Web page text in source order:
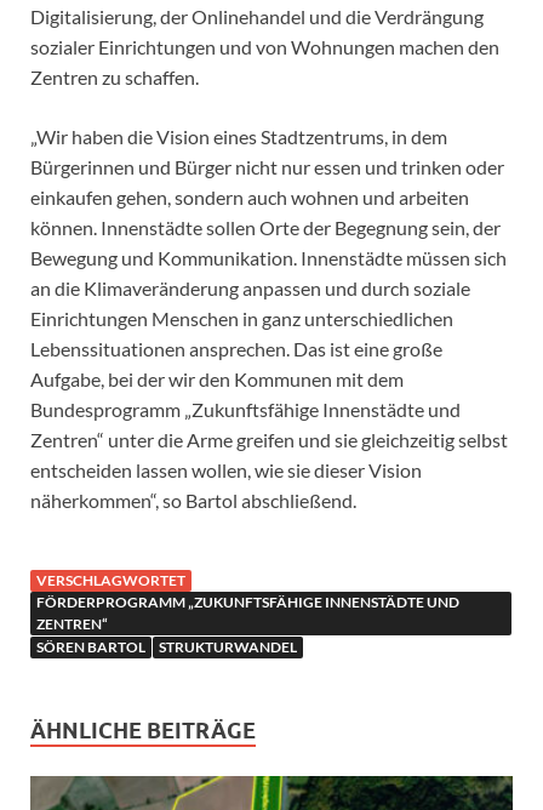
Digitalisierung, der Onlinehandel und die Verdrängung
sozialer Einrichtungen und von Wohnungen machen den
Zentren zu schaffen.
„Wir haben die Vision eines Stadtzentrums, in dem
Bürgerinnen und Bürger nicht nur essen und trinken oder
einkaufen gehen, sondern auch wohnen und arbeiten
können. Innenstädte sollen Orte der Begegnung sein, der
Bewegung und Kommunikation. Innenstädte müssen sich
an die Klimaveränderung anpassen und durch soziale
Einrichtungen Menschen in ganz unterschiedlichen
Lebenssituationen ansprechen. Das ist eine große
Aufgabe, bei der wir den Kommunen mit dem
Bundesprogramm „Zukunftsfähige Innenstädte und
Zentren“ unter die Arme greifen und sie gleichzeitig selbst
entscheiden lassen wollen, wie sie dieser Vision
näherkommen“, so Bartol abschließend.
VERSCHLAGWORTET
FÖRDERPROGRAMM „ZUKUNFTSFÄHIGE INNENSTÄDTE UND
ZENTREN“
SÖREN BARTOL
STRUKTURWANDEL
ÄHNLICHE BEITRÄGE